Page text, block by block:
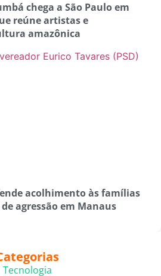
chega a São Paulo em
reúne artistas e
amazônica
acolhimento às famílias
agressão em Manaus
Tecnologia